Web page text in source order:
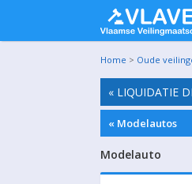
Home > Oude
« LIQUIDATIE
« Modelautos
Modelauto